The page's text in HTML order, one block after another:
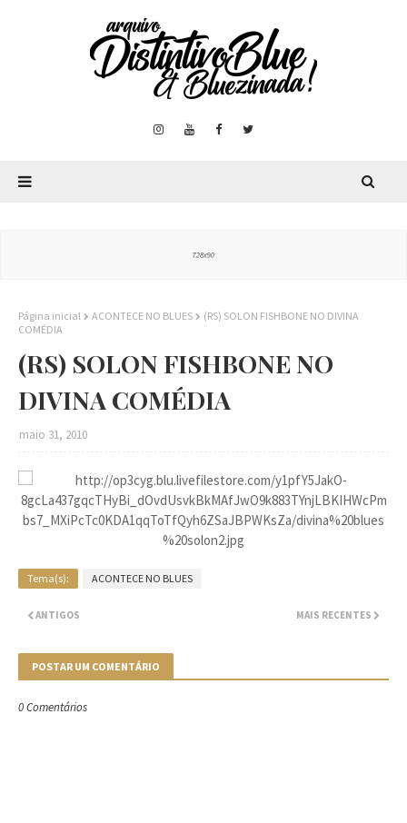
Página inicial ACONTECE NO BLUES
(RS) SOLON FISHBONE NO DIVINA
COMÉDIA
(RS) SOLON FISHBONE NO
DIVINA COMÉDIA
maio 31, 2010
Tema(s): ACONTECE NO BLUES
MAIS RECENTES
ANTIGOS
POSTAR UM COMENTÁRIO
0 Comentários